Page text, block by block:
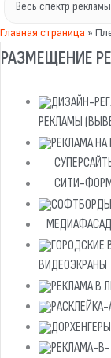
Главная страница »
РАЗМЕЩЕНИЕ
РЕКЛАМЫ
СИТИ-
ВИДЕОЭКРАНЫ